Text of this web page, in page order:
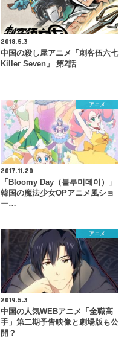
2018.5.3
中国の殺し屋アニメ「刺客伍六七
Killer Seven」 第2話
アニメ
2017.11.20
「Bloomy Day（블루미데이）」
韓国の魔法少女OPアニメ風ショ
ー…
アニメ
2019.5.3
中国の人気WEBアニメ「全職高
手」第二期予告映像と劇場版も公
開？